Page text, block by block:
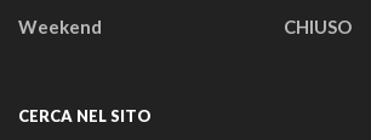
Weekend CHIUSO
CERCA NEL SITO